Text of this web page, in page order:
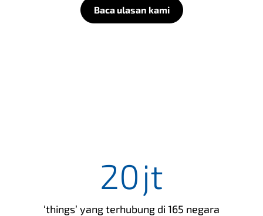
Baca ulasan kami
20jt
‘things’ yang terhubung di 165 negara